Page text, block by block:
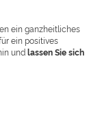
ein ganzheitliches
ein positives
undlassen Sie sich